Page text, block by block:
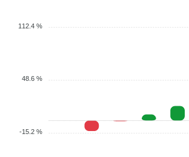
112.4 %
48.6 %
-15.2 %